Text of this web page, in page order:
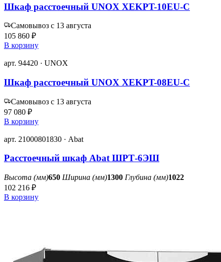
Шкаф расстоечный UNOX XEKPT-10EU-C
Самовывоз с 13 августа
105 860 ₽
В корзину
арт. 94420 · UNOX
Шкаф расстоечный UNOX XEKPT-08EU-C
Самовывоз с 13 августа
97 080 ₽
В корзину
арт. 21000801830 · Abat
Расстоечный шкаф Abat ШРТ-6ЭШ
Высота (мм)650 Ширина (мм)1300 Глубина (мм)1022
102 216 ₽
В корзину